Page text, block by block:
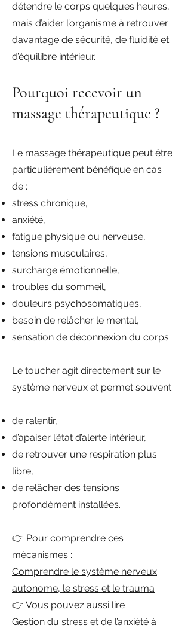
détendre le corps quelques heures,
mais d’aider l’organisme à retrouver
davantage de sécurité, de fluidité et
d’équilibre intérieur.
Pourquoi recevoir un
massage thérapeutique ?
Le massage thérapeutique peut être
particulièrement bénéfique en cas
de :
stress chronique,
anxiété,
fatigue physique ou nerveuse,
tensions musculaires,
surcharge émotionnelle,
troubles du sommeil,
douleurs psychosomatiques,
besoin de relâcher le mental,
sensation de déconnexion du corps.
Le toucher agit directement sur le
système nerveux et permet souvent
:
de ralentir,
d’apaiser l’état d’alerte intérieur,
de retrouver une respiration plus
libre,
de relâcher des tensions
profondément installées.
👉 Pour comprendre ces
mécanismes :
Comprendre le système nerveux
autonome, le stress et le trauma
👉 Vous pouvez aussi lire :
Gestion du stress et de l’anxiété à